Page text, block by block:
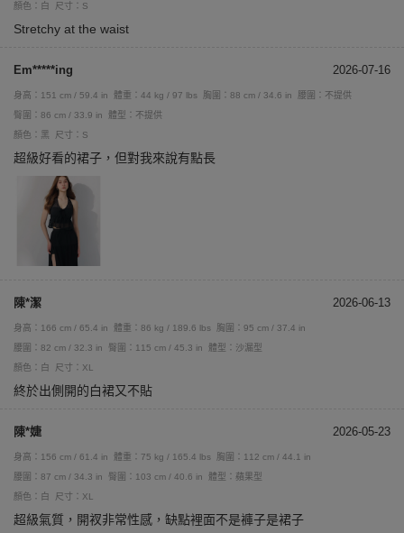
顏色：白
尺寸：S
Stretchy at the waist
Em*****ing 2026-07-16
身高：151 cm / 59.4 in 體重：44 kg / 97 lbs 胸圍：88 cm / 34.6 in
腰圍：不提供
臀圍：86 cm / 33.9 in
體型：不提供
顏色：黑
尺寸：S
超級好看的裙子，但對我來說有點長
陳*潔 2026-06-13
身高：166 cm / 65.4 in 體重：86 kg / 189.6 lbs
胸圍：95 cm / 37.4 in
腰圍：82 cm / 32.3 in
臀圍：115 cm / 45.3 in
體型：沙漏型
顏色：白
尺寸：XL
終於出側開的白裙又不貼
陳*婕 2026-05-23
身高：156 cm / 61.4 in 體重：75 kg / 165.4 lbs
胸圍：112 cm / 44.1 in
腰圍：87 cm / 34.3 in
臀圍：103 cm / 40.6 in
體型：蘋果型
顏色：白
尺寸：XL
超級氣質，開衩非常性感，缺點裡面不是褲子是裙子